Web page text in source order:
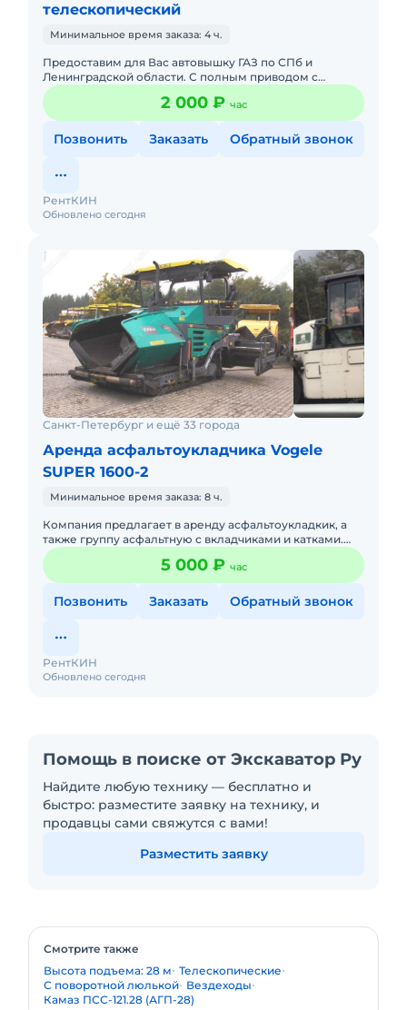
телескопический
Минимальное время заказа: 4 ч.
Предоставим для Вас автовышку ГАЗ по СПб и
Ленинградской области. С полным приводом с
управлением в люльке. С телескопической стрелой:
12, 15, 18, 22, 30, 23, 3
2 000 ₽ час
Позвонить Заказать Обратный звонок
Обновлено сегодня
РентКИН
Санкт-Петербург и ещё 33 города
Аренда асфальтоукладчика Vogele
SUPER 1600-2
Минимальное время заказа: 8 ч.
Компания предлагает в аренду асфальтоукладкик, а
также группу асфальтную с вкладчиками и катками.
Порядок оплаты согласно договору. Наличный и
безналичный расче
5 000 ₽ час
Позвонить Заказать Обратный звонок
Обновлено сегодня
РентКИН
Помощь в поиске от Экскаватор Ру
Найдите любую технику — бесплатно и
быстро: разместите заявку на технику, и
продавцы сами свяжутся с вами!
Разместить заявку
Смотрите также
Высота подъема: 28 м Телескопические
С поворотной люлькой Вездеходы
Камаз ПСС-121.28 (АГП-28)